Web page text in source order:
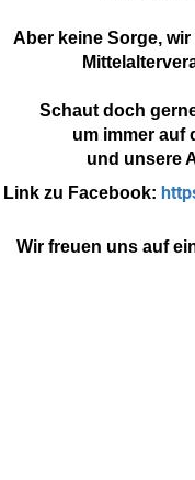
Aber keine Sorge,
Schaut doch
um immer auf
und unsere
Link zu Facebook:
Wir freuen uns auf